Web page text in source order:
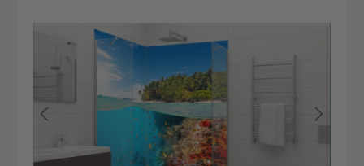
Bildergalerie überspringen